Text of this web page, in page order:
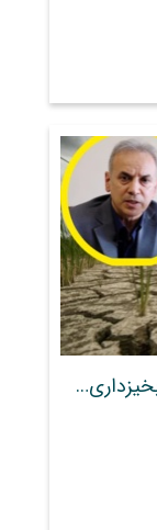
تأکید پژوهشکده حفاظت خاک و آبخیزداری بر توسعه سامانه‌های هشدار دقیق اقلیمی